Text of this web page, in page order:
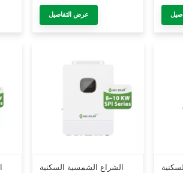
SEI-10K-UP
عرض التفاصيل
10K-
الشراع الشمسية السكنية